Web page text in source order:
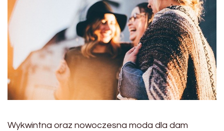
Wykwintna oraz nowoczesna moda dla dam